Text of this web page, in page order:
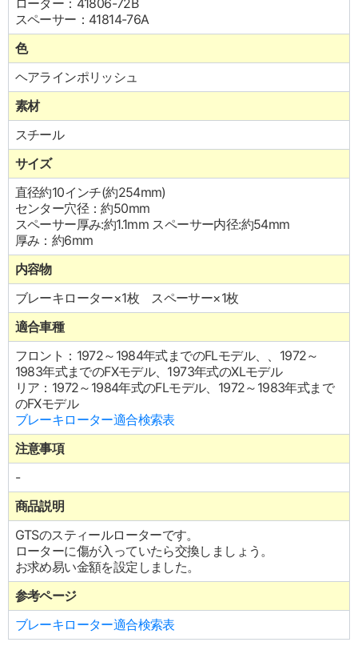
ローター：41806-72B
スペーサー：41814-76A
色
ヘアラインポリッシュ
素材
スチール
サイズ
直径約10インチ(約254mm)
センター穴径：約50mm
スペーサー厚み:約1.1mm スペーサー内径:約54mm
厚み：約6mm
内容物
ブレーキローター×1枚 スペーサー×1枚
適合車種
フロント：1972～1984年式までのFLモデル、、1972～
1983年式までのFXモデル、1973年式のXLモデル
リア：1972～1984年式のFLモデル、1972～1983年式まで
のFXモデル
ブレーキローター適合検索表
注意事項
-
商品説明
GTSのスティールローターです。
ローターに傷が入っていたら交換しましょう。
お求め易い金額を設定しました。
参考ページ
ブレーキローター適合検索表